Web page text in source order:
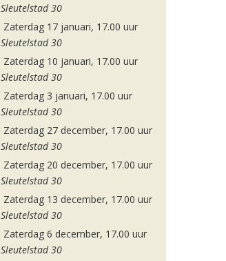
Sleutelstad 30
Zaterdag 17 januari, 17.00 uur
Sleutelstad 30
Zaterdag 10 januari, 17.00 uur
Sleutelstad 30
Zaterdag 3 januari, 17.00 uur
Sleutelstad 30
Zaterdag 27 december, 17.00 uur
Sleutelstad 30
Zaterdag 20 december, 17.00 uur
Sleutelstad 30
Zaterdag 13 december, 17.00 uur
Sleutelstad 30
Zaterdag 6 december, 17.00 uur
Sleutelstad 30